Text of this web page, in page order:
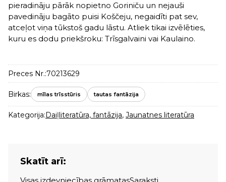
pieradināju pārāk nopietno Goriniču un nejauši
pavedināju bagāto puisi Koščeju, negaidīti pat sev,
atceļot viņa tūkstoš gadu lāstu. Atliek tikai izvēlēties,
kuru es dodu priekšroku: Trīsgalvaini vai Kaulaino.
Preces Nr.:70213629
Birkas: mīlas trīsstūris tautas fantāzija
Kategorija:Daiļliteratūra, fantāzija, Jaunatnes literatūra
Skatīt arī: